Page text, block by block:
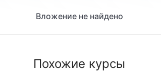
Вложение не найдено
Похожие курсы